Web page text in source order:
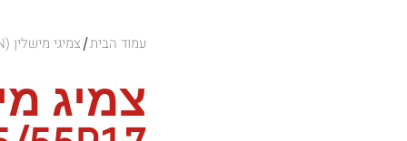
עמוד הבית/ צמיגי מישלין (MICHELIN)